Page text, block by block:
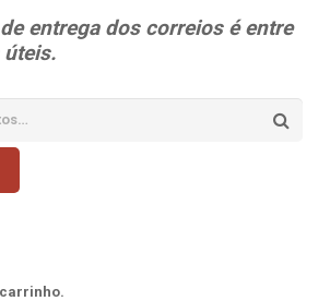
entrega dos correios é entre
úteis.